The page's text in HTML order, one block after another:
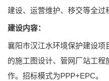
建设、运营维护、移交等全过
建设内容：
襄阳市汉江水环境保护建设项
的施工图设计、管网厂站工
作。招标模式为PPP+EPC。